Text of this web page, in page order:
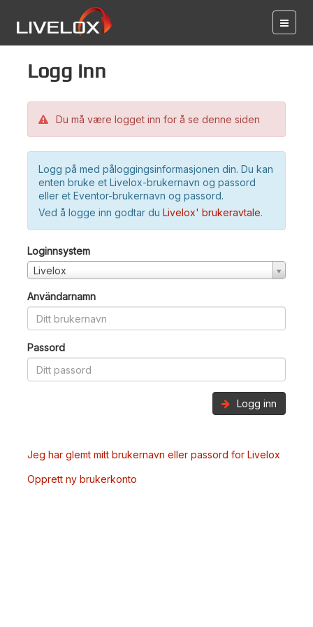
Logg inn
Du må være logget inn for å se denne siden
Logg på med påloggingsinformasjonen din. Du kan
enten bruke et Livelox-brukernavn og passord
eller et Eventor-brukernavn og passord.
Ved å logge inn godtar du Livelox' brukeravtale.
Loginnsystem
Livelox
Användarnamn
Passord
Logg inn
Jeg har glemt mitt brukernavn eller passord for Livelox
Opprett ny brukerkonto